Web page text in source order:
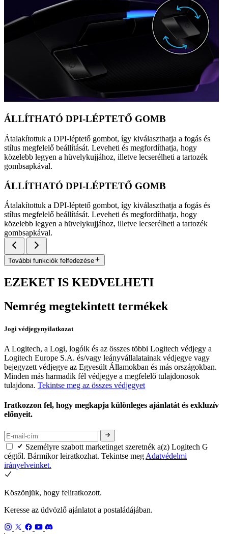
ÁLLÍTHATÓ DPI-LÉPTETŐ GOMB
Átalakítottuk a DPI-léptető gombot, így kiválaszthatja a fogás és
stílus megfelelő beállítását. Leveheti és megfordíthatja, hogy
közelebb legyen a hüvelykujjához, illetve lecserélheti a tartozék
gombsapkával.
ÁLLÍTHATÓ DPI-LÉPTETŐ GOMB
Átalakítottuk a DPI-léptető gombot, így kiválaszthatja a fogás és
stílus megfelelő beállítását. Leveheti és megfordíthatja, hogy
közelebb legyen a hüvelykujjához, illetve lecserélheti a tartozék
gombsapkával.
További funkciók felfedezése
EZEKET IS KEDVELHETI
Nemrég megtekintett termékek
Jogi védjegynyilatkozat
A Logitech, a Logi, logóik és az összes többi Logitech védjegy a
Logitech Europe S.A. és/vagy leányvállalatainak védjegye vagy
bejegyzett védjegye az Egyesült Államokban és más országokban.
Minden más harmadik fél védjegye a megfelelő tulajdonosok
tulajdona. Tekintse meg az összes védjegyet
Iratkozzon fel, hogy megkapja különleges ajánlatát és exkluzív
előnyeit.
Személyre szabott marketinget szeretnék a(z) Logitech G
cégtől. Bármikor leiratkozhat. Tekintse meg Adatvédelmi
irányelveinket.
Köszönjük, hogy feliratkozott.
Keresse az üdvözlő ajánlatot a postaládájában.